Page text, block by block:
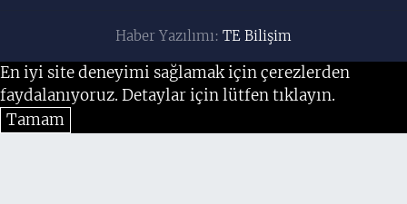
Haber Yazılımı: TE Bilişim
En iyi site deneyimi sağlamak için çerezlerden
faydalanıyoruz. Detaylar için lütfen tıklayın.
Tamam